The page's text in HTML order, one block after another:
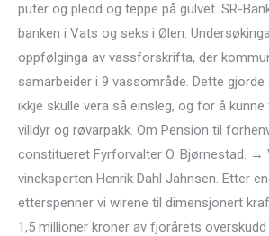
puter og pledd og teppe på gulvet. SR-
banken i Vats og seks i Ølen.
oppfølginga av vassforskrifta, der
samarbeider i 9 vassområde. Dette
ikkje skulle vera så einsleg, og for å
villdyr og røvarpakk. Om Pension til
constitueret Fyrforvalter O. Bjørnestad. →
vineksperten Henrik Dahl Jahnsen. Etter
etterspenner vi wirene til dimensjonert
1,5 millioner kroner av fjorårets